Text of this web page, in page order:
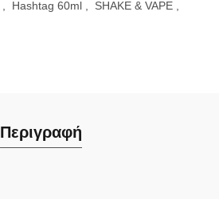
Hashtag 60ml SHAKE & VAPE
Περιγραφή